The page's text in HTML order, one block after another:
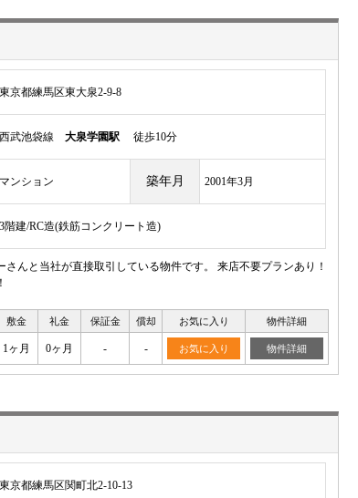
東京都練馬区東大泉2-9-8
西武池袋線 大泉学園駅 徒歩10分
マンション 築年月 2001年3月
3階建/RC造(鉄筋コンクリート造)
んと当社が直接取引している物件です。 来店不要プランあり！
敷金 礼金 保証金 償却 お気に入り 物件詳細
1ヶ月 0ヶ月 - - お気に入り 物件詳細
東京都練馬区関町北2-10-13